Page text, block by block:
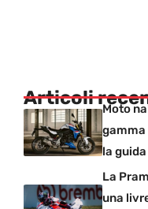
Articoli
Moto
la
La
una